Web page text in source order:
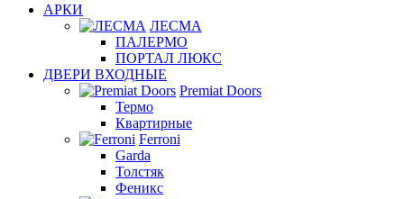
АРКИ
ЛЕСМА
ПАЛЕРМО
ПОРТАЛ ЛЮКС
ДВЕРИ ВХОДНЫЕ
Premiat Doors
Термо
Квартирные
Ferroni
Garda
Толстяк
Феникс